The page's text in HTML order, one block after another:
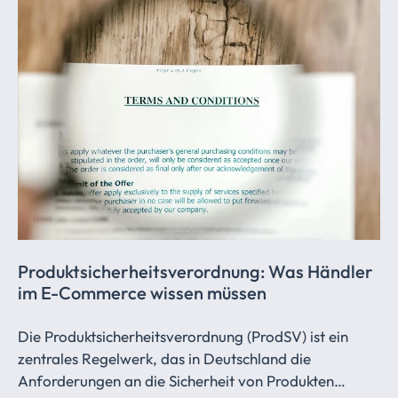
Produktsicherheitsverordnung: Was Händler
im E-Commerce wissen müssen
Die Produktsicherheitsverordnung (ProdSV) ist ein
zentrales Regelwerk, das in Deutschland die
Anforderungen an die Sicherheit von Produkten